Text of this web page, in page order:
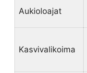
Aukioloajat
Kasvivalikoima